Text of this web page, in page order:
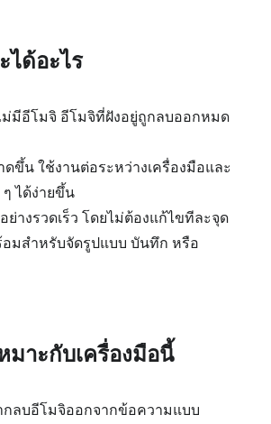
ด้อะไร
มีอีโมจิ อีโมจิที่ฝังอยู่ถูกลบออกหมด
ดขึ้น ใช้งานต่อระหว่างเครื่องมือและ
ได้ง่ายขึ้น
ย่างรวดเร็ว โดยไม่ต้องแก้ไขทีละจุด
มสำหรับจัดรูปแบบ บันทึก หรือ
มาะกับเครื่องมือนี้
ลบอีโมจิออกจากข้อความแบบ